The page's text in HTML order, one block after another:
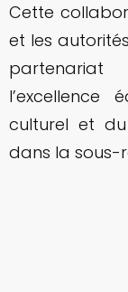
Cette
et les
l’excellence
culturel et
dans la sous-